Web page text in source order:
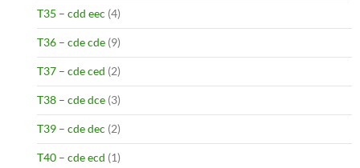
T35 – cdd eec (4)
T36 – cde cde (9)
T37 – cde ced (2)
T38 – cde dce (3)
T39 – cde dec (2)
T40 – cde ecd (1)